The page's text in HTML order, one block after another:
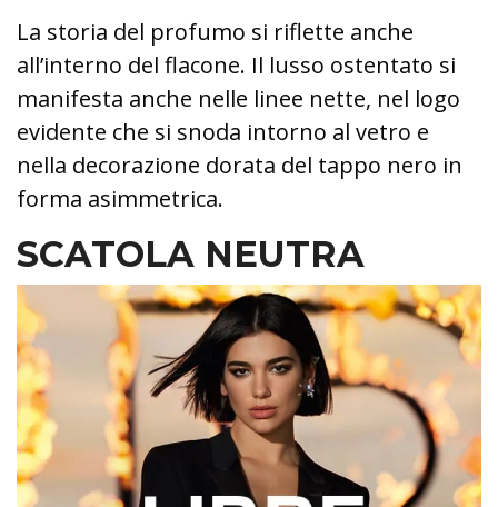
La storia del profumo si riflette anche
all’interno del flacone. Il lusso ostentato si
manifesta anche nelle linee nette, nel logo
evidente che si snoda intorno al vetro e
nella decorazione dorata del tappo nero in
forma asimmetrica.
SCATOLA NEUTRA